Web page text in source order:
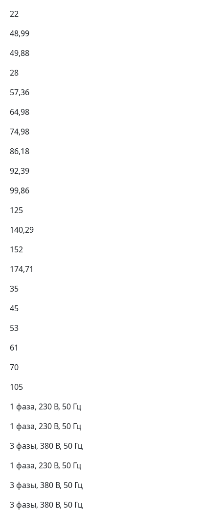
22
48,99
49,88
28
57,36
64,98
74,98
86,18
92,39
99,86
125
140,29
152
174,71
35
45
53
61
70
105
1 фаза, 230 В, 50 Гц
1 фаза, 230 В, 50 Гц
3 фазы, 380 В, 50 Гц
1 фаза, 230 В, 50 Гц
3 фазы, 380 В, 50 Гц
3 фазы, 380 В, 50 Гц